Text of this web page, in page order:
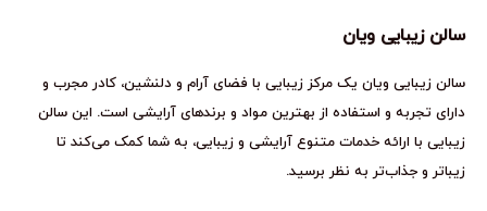
سالن زیبایی ویان
سالن زیبایی ویان یک مرکز زیبایی با فضای آرام و دلنشین، کادر مجرب و
دارای تجربه و استفاده از بهترین مواد و برندهای آرایشی است. این سالن
زیبایی با ارائه خدمات متنوع آرایشی و زیبایی، به شما کمک می‌کند تا
زیباتر و جذاب‌تر به نظر برسید.